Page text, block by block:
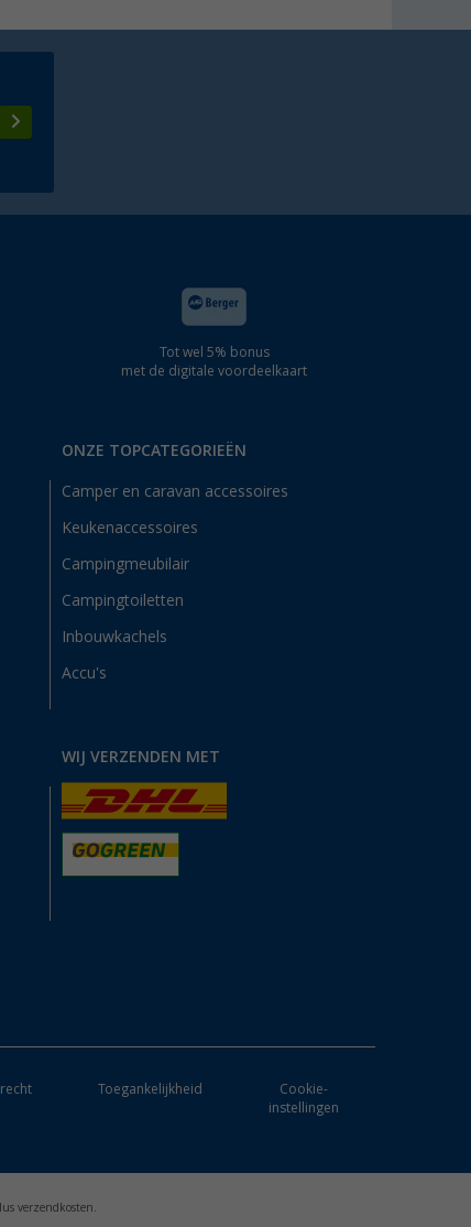
Tot wel 5% bonus
met de digitale voordeelkaart
ONZE TOPCATEGORIEËN
Camper en caravan accessoires
Keukenaccessoires
Campingmeubilair
Campingtoiletten
Inbouwkachels
Accu's
WIJ VERZENDEN MET
Toegankelijkheid
Cookie-
instellingen
verzendkosten.